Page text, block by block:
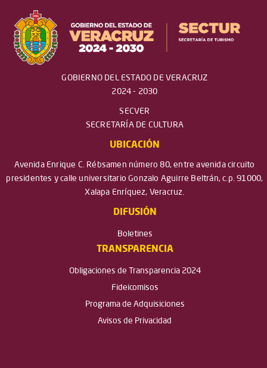
GOBIERNO DEL ESTADO DE VERACRUZ
2024 - 2030
SECVER
SECRETARÍA DE CULTURA
UBICACIÓN
Avenida Enrique C. Rébsamen número 80, entre avenida circuito
presidentes y calle universitario Gonzalo Aguirre Beltrán, c.p. 91000,
Xalapa Enríquez, Veracruz.
DIFUSIÓN
Boletines
TRANSPARENCIA
Obligaciones de Transparencia 2024
Fideicomisos
Programa de Adquisiciones
Avisos de Privacidad